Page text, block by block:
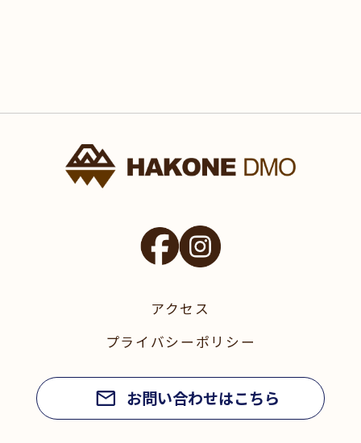
アクセス
プライバシーポリシー
お問い合わせはこちら